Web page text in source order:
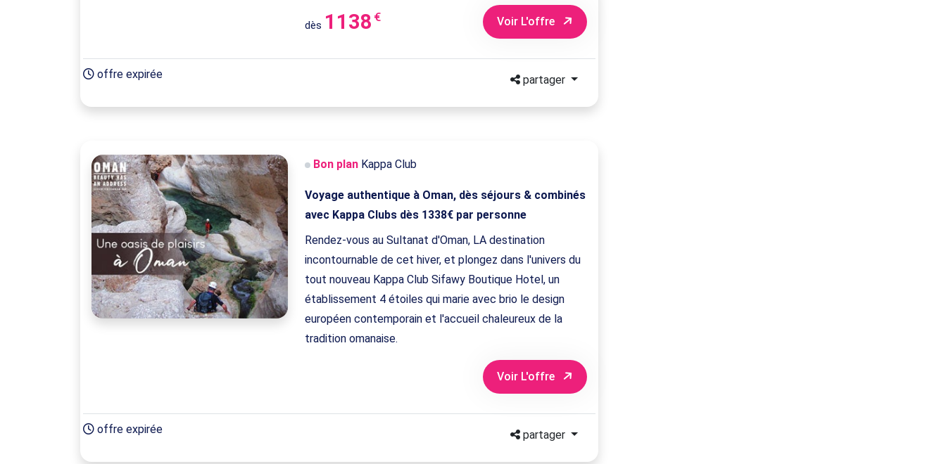
dès 1138 € Voir L'offre
offre expirée partager
Bon plan Kappa Club
Voyage authentique à Oman, dès séjours & combinés
avec Kappa Clubs dès 1338€ par personne
Rendez-vous au Sultanat d'Oman, LA destination
incontournable de cet hiver, et plongez dans l'univers du
tout nouveau Kappa Club Sifawy Boutique Hotel, un
établissement 4 étoiles qui marie avec brio le design
européen contemporain et l'accueil chaleureux de la
tradition omanaise.
Voir L'offre
offre expirée partager